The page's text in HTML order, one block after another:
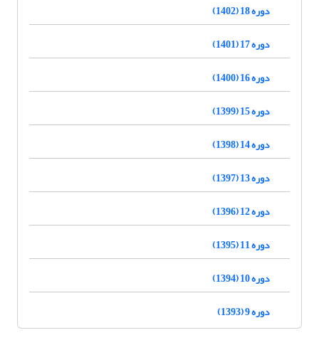
دوره 18 (1402)
دوره 17 (1401)
دوره 16 (1400)
دوره 15 (1399)
دوره 14 (1398)
دوره 13 (1397)
دوره 12 (1396)
دوره 11 (1395)
دوره 10 (1394)
دوره 9 (1393)